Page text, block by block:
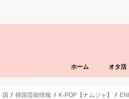
ホーム オタ活
韓国芸能情報 K-POP【ナムジャ】